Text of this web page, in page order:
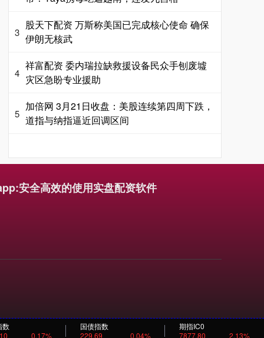
3
股天下配资 万斯称美国已完成核心使命 确保
伊朗无核武
4
祥富配资 委内瑞拉缺救援设备民众手刨废墟
灾区急盼专业援助
5
加倍网 3月21日收盘：美股连续第四周下跌，
道指与纳指逼近回调区间
数
0.17%
国债指数
229.69
0.04%
期指IC0
7877.80
2.13%
安全高效的使用实盘配资软件